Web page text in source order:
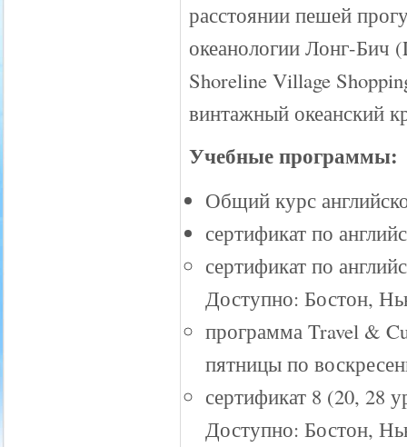
расстоянии пешей
океанологии Лонг-Бич
Shoreline Village
винтажный океанский
Учебные программы:
Общий курс
сертификат по
сертификат по
Доступно: Бостон,
программа Travel &
пятницы по
сертификат 8 (20, 28
Доступно: Бостон,